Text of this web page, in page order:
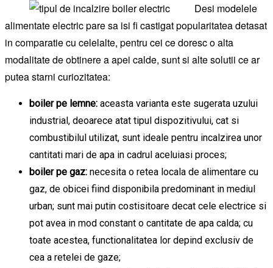
Desi modelele
alimentate electric pare sa isi fi castigat popularitatea detasat
in comparatie cu celelalte, pentru cei ce doresc o alta
modalitate de obtinere a apei calde, sunt si alte solutii ce ar
putea starni curiozitatea:
boiler pe lemne: aceasta varianta este sugerata uzului
industrial, deoarece atat tipul dispozitivului, cat si
combustibilul utilizat, sunt ideale pentru incalzirea unor
cantitati mari de apa in cadrul aceluiasi proces;
boiler pe gaz: necesita o retea locala de alimentare cu
gaz, de obicei fiind disponibila predominant in mediul
urban; sunt mai putin costisitoare decat cele electrice si
pot avea in mod constant o cantitate de apa calda; cu
toate acestea, functionalitatea lor depind exclusiv de
cea a retelei de gaze;